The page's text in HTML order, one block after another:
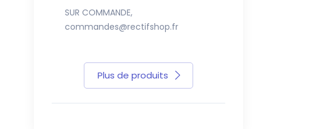
SUR COMMANDE,
commandes@rectifshop.fr
Plus de produits